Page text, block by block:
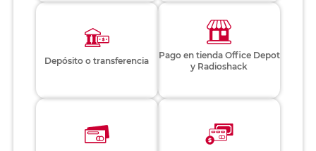
Depósito o transferencia
Pago en tienda Office Depot
y Radioshack